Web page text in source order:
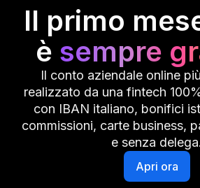
Il primo
è sempre
Il conto aziendale online
realizzato da una fintech
con IBAN italiano, bonifici
commissioni, carte business,
e senza delega.
Apri ora